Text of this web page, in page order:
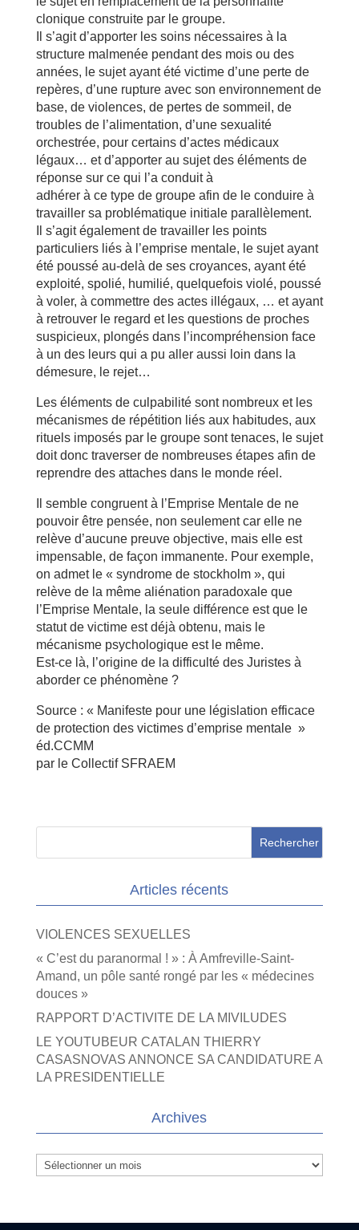
clonique construite par le groupe.
Il s’agit d’apporter les soins nécessaires à la
structure malmenée pendant des mois ou des
années, le sujet ayant été victime d’une perte de
repères, d’une rupture avec son environnement de
base, de violences, de pertes de sommeil, de
troubles de l’alimentation, d’une sexualité
orchestrée, pour certains d’actes médicaux
légaux… et d’apporter au sujet des éléments de
réponse sur ce qui l’a conduit à
adhérer à ce type de groupe afin de le conduire à
travailler sa problématique initiale parallèlement.
Il s’agit également de travailler les points
particuliers liés à l’emprise mentale, le sujet ayant
été poussé au-delà de ses croyances, ayant été
exploité, spolié, humilié, quelquefois violé, poussé
à voler, à commettre des actes illégaux, … et ayant
à retrouver le regard et les questions de proches
suspicieux, plongés dans l’incompréhension face
à un des leurs qui a pu aller aussi loin dans la
démesure, le rejet…
Les éléments de culpabilité sont nombreux et les
mécanismes de répétition liés aux habitudes, aux
rituels imposés par le groupe sont tenaces, le sujet
doit donc traverser de nombreuses étapes afin de
reprendre des attaches dans le monde réel.
Il semble congruent à l’Emprise Mentale de ne
pouvoir être pensée, non seulement car elle ne
relève d’aucune preuve objective, mais elle est
impensable, de façon immanente. Pour exemple,
on admet le « syndrome de stockholm », qui
relève de la même aliénation paradoxale que
l’Emprise Mentale, la seule différence est que le
statut de victime est déjà obtenu, mais le
mécanisme psychologique est le même.
Est-ce là, l’origine de la difficulté des Juristes à
aborder ce phénomène ?
Source : « Manifeste pour une législation efficace
de protection des victimes d’emprise mentale »
éd.CCMM
par le Collectif SFRAEM
Articles récents
VIOLENCES SEXUELLES
« C’est du paranormal ! » : À Amfreville-Saint-
Amand, un pôle santé rongé par les « médecines
douces »
RAPPORT D’ACTIVITE DE LA MIVILUDES
LE YOUTUBEUR CATALAN THIERRY
CASASNOVAS ANNONCE SA CANDIDATURE A
LA PRESIDENTIELLE
Archives
Archives